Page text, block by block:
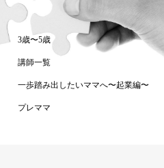
3歳〜5歳
講師一覧
一歩踏み出したいママへ〜起業編〜
プレママ